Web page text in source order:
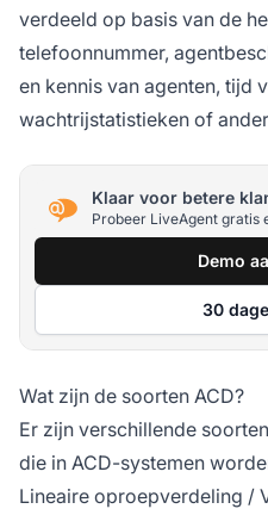
verdeeld op basis van de
telefoonnummer,
en kennis van agenten, tijd
wachtrijstatistieken of
Klaar voor betere
Probeer LiveAgent gratis
Demo
30
Wat zijn de soorten ACD?
Er zijn verschillende
die in ACD-systemen
Lineaire oproepverdeling /